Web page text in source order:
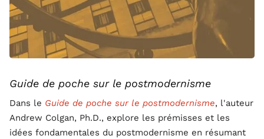
Guide de poche sur le postmodernisme
Dans le Guide de poche sur le postmodernisme, l'auteur
Andrew Colgan, Ph.D., explore les prémisses et les
idées fondamentales du postmodernisme en résumant